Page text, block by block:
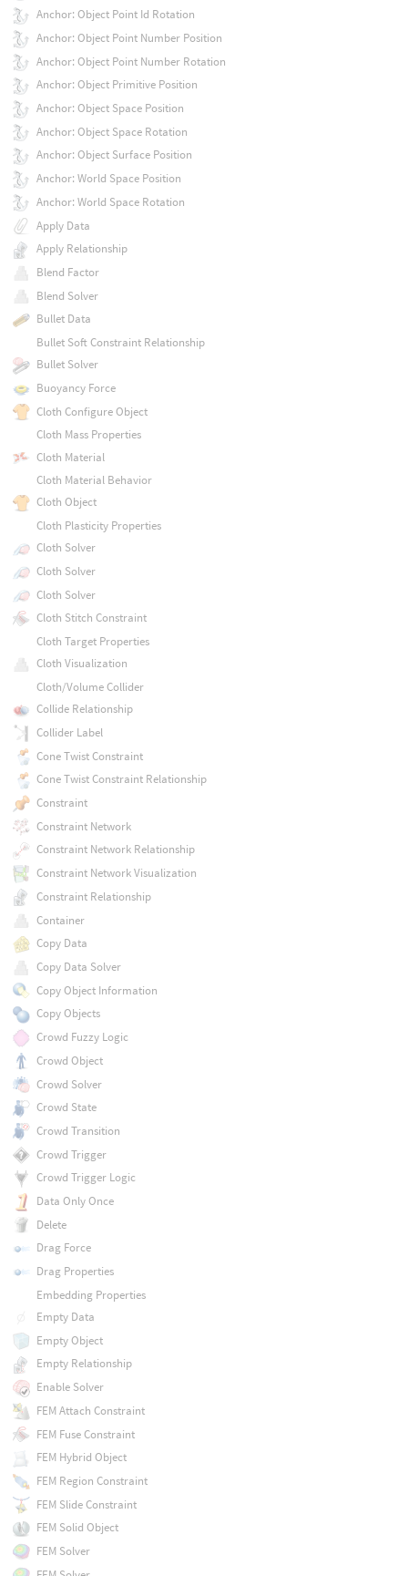
Anchor: Object Point Id Rotation
Anchor: Object Point Number Position
Anchor: Object Point Number Rotation
Anchor: Object Primitive Position
Anchor: Object Space Position
Anchor: Object Space Rotation
Anchor: Object Surface Position
Anchor: World Space Position
Anchor: World Space Rotation
Apply Data
Apply Relationship
Blend Factor
Blend Solver
Bullet Data
Bullet Soft Constraint Relationship
Bullet Solver
Buoyancy Force
Cloth Configure Object
Cloth Mass Properties
Cloth Material
Cloth Material Behavior
Cloth Object
Cloth Plasticity Properties
Cloth Solver
Cloth Solver
Cloth Solver
Cloth Stitch Constraint
Cloth Target Properties
Cloth Visualization
Cloth/Volume Collider
Collide Relationship
Collider Label
Cone Twist Constraint
Cone Twist Constraint Relationship
Constraint
Constraint Network
Constraint Network Relationship
Constraint Network Visualization
Constraint Relationship
Container
Copy Data
Copy Data Solver
Copy Object Information
Copy Objects
Crowd Fuzzy Logic
Crowd Object
Crowd Solver
Crowd State
Crowd Transition
Crowd Trigger
Crowd Trigger Logic
Data Only Once
Delete
Drag Force
Drag Properties
Embedding Properties
Empty Data
Empty Object
Empty Relationship
Enable Solver
FEM Attach Constraint
FEM Fuse Constraint
FEM Hybrid Object
FEM Region Constraint
FEM Slide Constraint
FEM Solid Object
FEM Solver